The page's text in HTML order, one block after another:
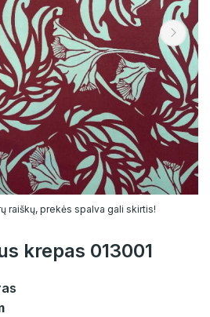
raiškų, prekės spalva gali skirtis!
krepas 013001